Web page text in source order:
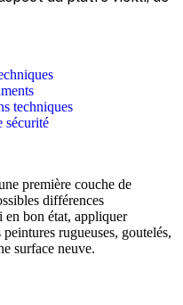
techniques
sécurité
première couche de
différences
en bon état, appliquer
rugueuses, goutelés,
surface neuve.